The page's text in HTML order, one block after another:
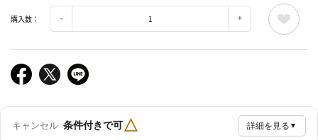
購入数：
キャンセル 条件付きで可△ 詳細を見る ▼